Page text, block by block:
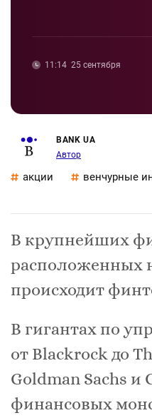
11:14 25 сентября
BANK UA
Автор
акции венчурные
В крупнейших
расположенных
происходит
В гигантах по
от Blackrock до
Goldman Sachs и
финансовых